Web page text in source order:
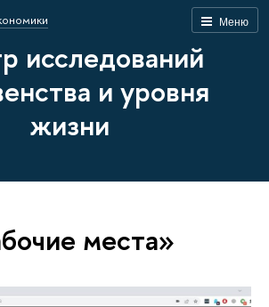
Меню
исследований
и уровня
жизни
места»